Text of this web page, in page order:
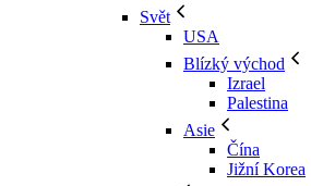
Svět
USA
Blízký východ
Izrael
Palestina
Asie
Čína
Jižní Korea